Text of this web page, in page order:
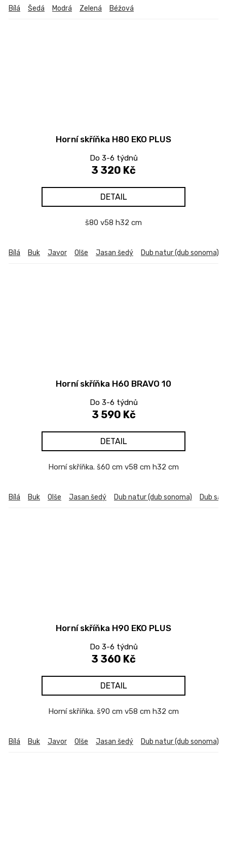
Bílá Šedá Modrá Zelená Béžová
Horní skříňka H80 EKO PLUS
Do 3-6 týdnů
3 320 Kč
DETAIL
š80 v58 h32 cm
Bílá Buk Javor Olše Jasan šedý Dub natur (dub sonoma)
Horní skříňka H60 BRAVO 10
Do 3-6 týdnů
3 590 Kč
DETAIL
Horní skříňka. š60 cm v58 cm h32 cm
Bílá Buk Olše Jasan šedý Dub natur (dub sonoma) Dub
Horní skříňka H90 EKO PLUS
Do 3-6 týdnů
3 360 Kč
DETAIL
Horní skříňka. š90 cm v58 cm h32 cm
Bílá Buk Javor Olše Jasan šedý Dub natur (dub sonoma)